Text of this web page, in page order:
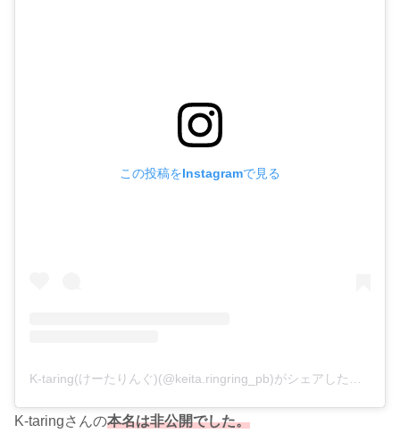
この投稿をInstagramで見る
K-taringさんの本名は非公開でした。